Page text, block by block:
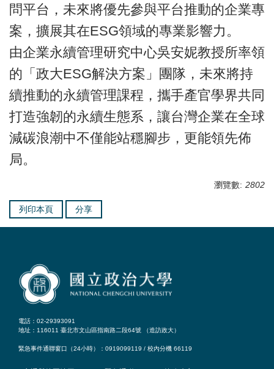
問平台，未來將優先參與平台推動的企業專
案，擴展其在ESG領域的專業影響力。
由企業永續管理研究中心吳安妮教授所率領
的「政大ESG解決方案」團隊，未來將持
續推動的永續管理課程，攜手產官學界共同
打造強韌的永續生態系，讓台灣企業在全球
減碳浪潮中不僅能站穩腳步，更能領先佈
局。
瀏覽數: 2802
列印本頁 分享
電話：02-29393091
地址：116011 臺北市文山區指南路二段64號 （造訪政大）
緊急事件通聯窗口（24小時）：0919099119 / 校內分機 66119